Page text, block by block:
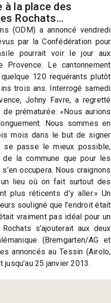
à la place des
Rochats…
(ODM) a annoncé vendredi
par la Confédération pour
pourrait voir le jour aux
Provence. Le cantonnement
120 requérants plutôt
trois ans. Interrogé samedi
Johny Favre, a regretté
prématurée: «Nous aurions
Nous sommes en
mois dans le but de signer
se passe le mieux possible,
la commune que pour les
occupera. Nous craignons
lieu où on fait surtout des
plus réticents d’y aller.» Un
souligné que l’endroit était
vraiment pas idéal pour un
s’ajouterait aux deux
(Bremgarten/AG et
annoncés au Tessin (Airolo,
25 janvier 2013.